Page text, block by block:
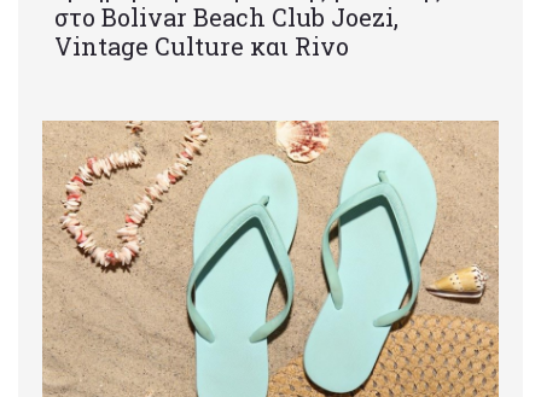
στο Bolivar Beach Club Joezi,
Vintage Culture και Rivo